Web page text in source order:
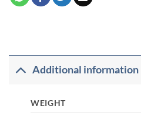
Additional information
WEIGHT